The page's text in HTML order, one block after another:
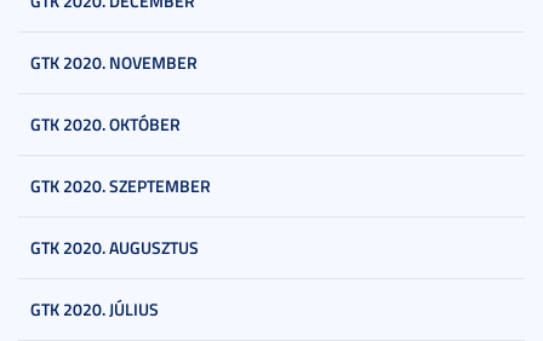
GTK 2020. NOVEMBER
GTK 2020. OKTÓBER
GTK 2020. SZEPTEMBER
GTK 2020. AUGUSZTUS
GTK 2020. JÚLIUS